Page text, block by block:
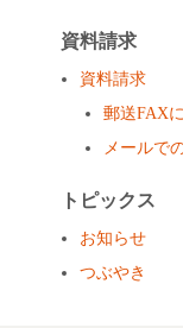
資料請求
資料請求
郵送FAX
メールで
トピックス
お知らせ
つぶやき